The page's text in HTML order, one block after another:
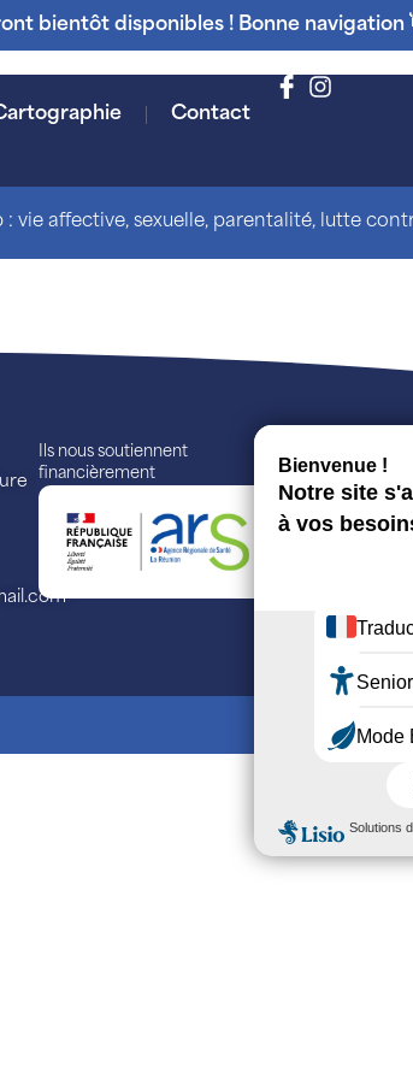
bientôt disponibles ! Bonne navigation
Contact
vie affective, sexuelle, parentalité, lutte
Ils nous soutiennent
financièrement